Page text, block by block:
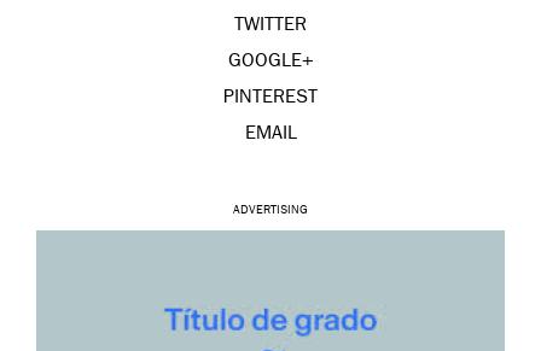
TWITTER
GOOGLE+
PINTEREST
EMAIL
ADVERTISING